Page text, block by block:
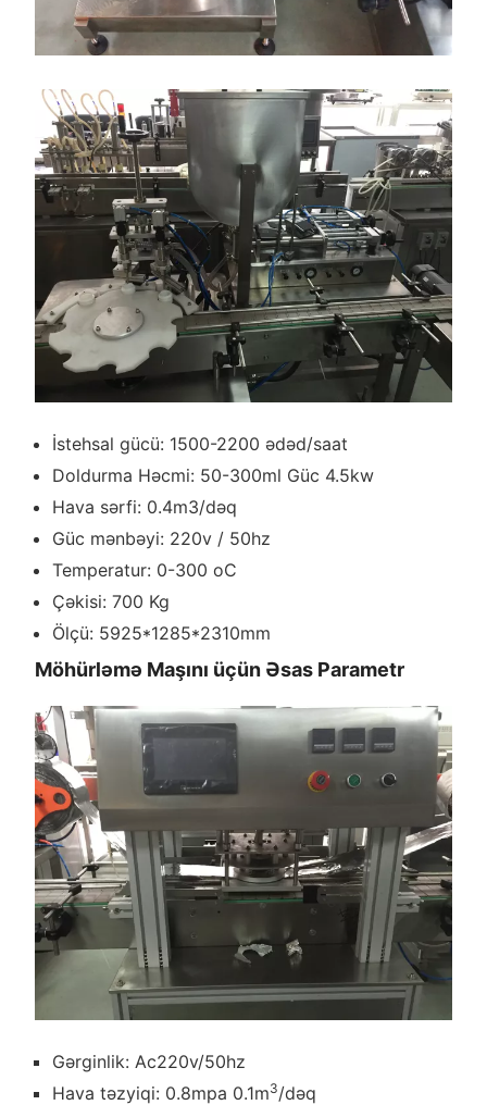
İstehsal gücü: 1500-2200 ədəd/saat
Doldurma Həcmi: 50-300ml Güc 4.5kw
Hava sərfi: 0.4m3/dəq
Güc mənbəyi: 220v / 50hz
Temperatur: 0-300 oC
Çəkisi: 700 Kg
Ölçü: 5925*1285*2310mm
Möhürləmə Maşını üçün Əsas Parametr
Gərginlik: Ac220v/50hz
Hava təzyiqi: 0.8mpa 0.1m3/dəq